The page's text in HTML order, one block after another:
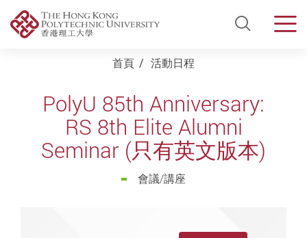
Open
首頁 活動日程
PolyU 85th Anniversary:
RS 8th Elite Alumni
Seminar (只有英文版本)
會議/講座